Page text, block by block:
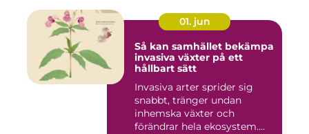
01. jun
Så kan samhället bekämpa
invasiva växter på ett
hållbart sätt
Invasiva arter sprider sig
snabbt, tränger undan
inhemska växter och
förändrar hela ekosystem.